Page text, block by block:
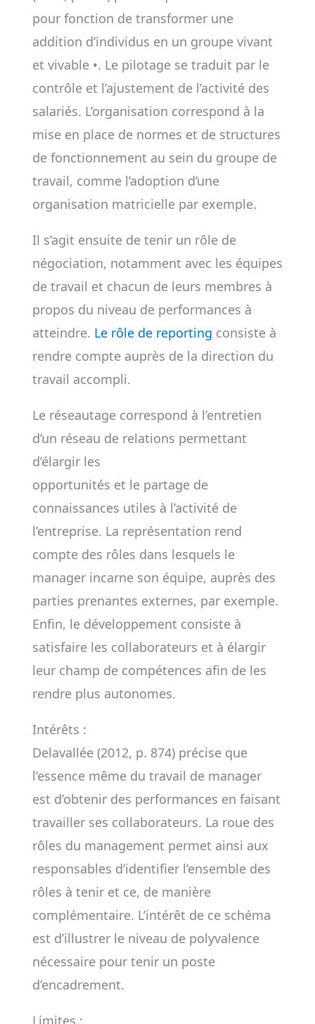
pour fonction de transformer une
addition d’individus en un groupe vivant
et vivable •. Le pilotage se traduit par le
contrôle et l’ajustement de l’activité des
salariés. L’organisation correspond à la
mise en place de normes et de structures
de fonctionnement au sein du groupe de
travail, comme l’adoption d’une
organisation matricielle par exemple.
Il s’agit ensuite de tenir un rôle de
négociation, notamment avec les équipes
de travail et chacun de leurs membres à
propos du niveau de performances à
atteindre. Le rôle de reporting consiste à
rendre compte auprès de la direction du
travail accompli.
Le réseautage correspond à l’entretien
d’un réseau de relations permettant
d’élargir les
opportunités et le partage de
connaissances utiles à l’activité de
l’entreprise. La représentation rend
compte des rôles dans lesquels le
manager incarne son équipe, auprès des
parties prenantes externes, par exemple.
Enfin, le développement consiste à
satisfaire les collaborateurs et à élargir
leur champ de compétences afin de les
rendre plus autonomes.
Intérêts :
Delavallée (2012, p. 874) précise que
l’essence même du travail de manager
est d’obtenir des performances en faisant
travailler ses collaborateurs. La roue des
rôles du management permet ainsi aux
responsables d’identifier l’ensemble des
rôles à tenir et ce, de manière
complémentaire. L’intérêt de ce schéma
est d’illustrer le niveau de polyvalence
nécessaire pour tenir un poste
d’encadrement.
Limites :